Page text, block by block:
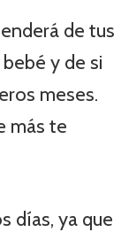
de tus
y de si
meses.
más te
días, ya que